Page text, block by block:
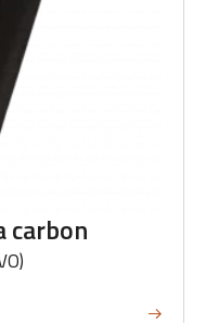
carbon